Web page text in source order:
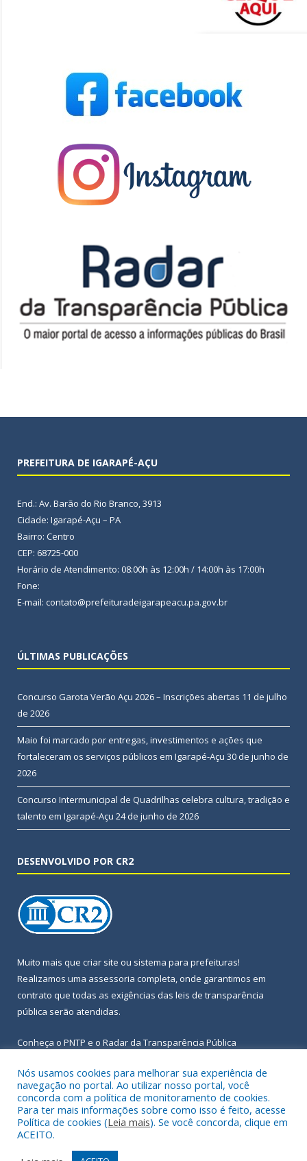
PREFEITURA DE IGARAPÉ-AÇU
End.: Av. Barão do Rio Branco, 3913
Cidade: Igarapé-Açu – PA
Bairro: Centro
CEP: 68725-000
Horário de Atendimento: 08:00h às 12:00h / 14:00h às 17:00h
Fone:
E-mail: contato@prefeituradeigarapeacu.pa.gov.br
ÚLTIMAS PUBLICAÇÕES
Concurso Garota Verão Açu 2026 – Inscrições abertas 11 de julho
de 2026
Maio foi marcado por entregas, investimentos e ações que
fortaleceram os serviços públicos em Igarapé-Açu 30 de junho de
2026
Concurso Intermunicipal de Quadrilhas celebra cultura, tradição e
talento em Igarapé-Açu 24 de junho de 2026
DESENVOLVIDO POR CR2
Muito mais que criar site ou sistema para prefeituras!
Realizamos uma assessoria completa, onde garantimos em
contrato que todas as exigências das leis de transparência
pública serão atendidas.
Conheça o PNTP e o Radar da Transparência Pública
Todos os direitos reservados a Prefeitura Municipal de Igarapé-
Açu.
Nós usamos cookies para melhorar sua experiência de
navegação no portal. Ao utilizar nosso portal, você
concorda com a política de monitoramento de cookies.
Para ter mais informações sobre como isso é feito, acesse
Política de cookies (Leia mais). Se você concorda, clique em
ACEITO.